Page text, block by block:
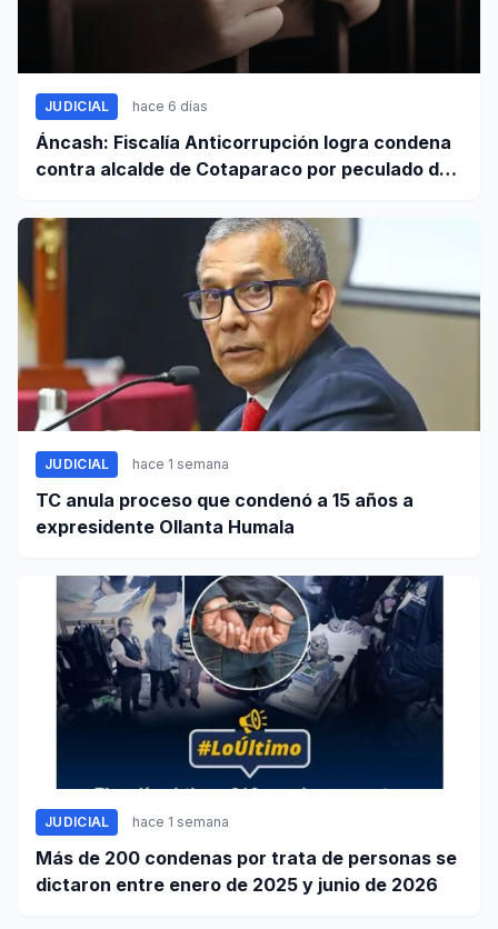
JUDICIAL hace 6 días
Áncash: Fiscalía Anticorrupción logra condena
contra alcalde de Cotaparaco por peculado de
JUDICIAL hace 1 semana
TC anula proceso que condenó a 15 años a
expresidente Ollanta Humala
JUDICIAL hace 1 semana
Más de 200 condenas por trata de personas se
dictaron entre enero de 2025 y junio de 2026